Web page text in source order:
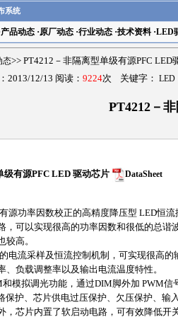
系统
产品动态·原厂动态·行业动态·技术资料·LED
态>> PT4212－非隔离型单级有源PFC
2013/12/13 阅读： 9224次 关键字： LED
PT4212－
级有源PFC LED 驱动芯片 DataSheet
源功率因数校正的高精度降压型 LED恒
，可以实现很高的功率因数和很低的总
较高。
电流采样及恒流控制机制，可实现很高
、负载调整率以及输出电流温度特性。
模拟调光功能，通过DIM脚外加 PWM
保护、芯片供电过压保护、欠压保护、
，芯片内置了软启动电路，可有效降低开